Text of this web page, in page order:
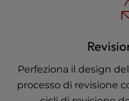
Perfeziona il design
processo di revisione